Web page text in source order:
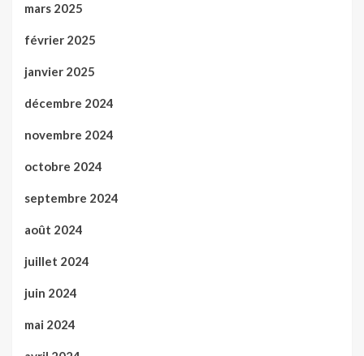
mars 2025
février 2025
janvier 2025
décembre 2024
novembre 2024
octobre 2024
septembre 2024
août 2024
juillet 2024
juin 2024
mai 2024